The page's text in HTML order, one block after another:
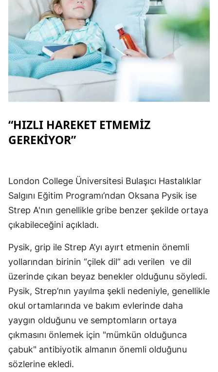
“HIZLI HAREKET ETMEMİZ
GEREKİYOR”
London College Üniversitesi Bulaşıcı Hastalıklar
Salgını Eğitim Programı’ndan Oksana Pysik ise
Strep A'nın genellikle gribe benzer şekilde ortaya
çıkabileceğini açıkladı.
Pysik, grip ile Strep A’yı ayırt etmenin önemli
yollarından birinin “çilek dil” adı verilen ve dil
üzerinde çıkan beyaz benekler olduğunu söyledi.
Pysik, Strep’nın yayılma şekli nedeniyle, genellikle
okul ortamlarında ve bakım evlerinde daha
yaygın olduğunu ve semptomların ortaya
çıkmasını önlemek için "mümkün olduğunca
çabuk" antibiyotik almanın önemli olduğunu
sözlerine ekledi.